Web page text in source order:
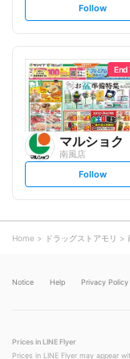
s
t
o
w
Follow
End
マルショク
南風店
s
t
o
w
Follow
Home ドラッグストアモリ
Notice Help Privacy Policy
Prices in LINE Flyer
Prices in LINE Flyer may appear